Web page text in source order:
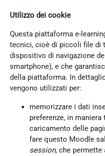
Utilizzo dei cookie
Questa piattaforma e-
tecnici, cioè di piccoli file di
dispositivo di navigazione
smartphone), e che
della piattaforma. In
vengono utilizzati per:
memorizzare i dati
preferenze, in maniera
caricamento delle
fare questo Moodle
session, che permette